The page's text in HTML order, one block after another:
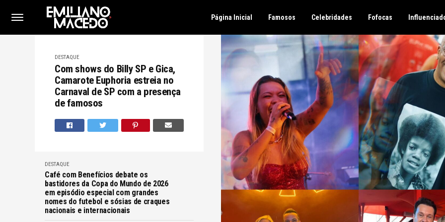
Página Inicial Famosos Celebridades Fofocas
DESTAQUE
Com shows do Billy SP e Gica,
Camarote Euphoria estreia no
Carnaval de SP com a presença
de famosos
DESTAQUE
Café com Benefícios debate os
bastidores da Copa do Mundo de 2026
em episódio especial com grandes
nomes do futebol e sósias de craques
nacionais e internacionais